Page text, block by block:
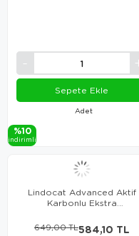
Adet
Sepete Ekle
%10
i̇ndi̇ri̇mli̇
Lindocat Advanced Aktif
Karbonlu Ekstra
Kumu 10 Lt
584,10 TL
649,00 TL